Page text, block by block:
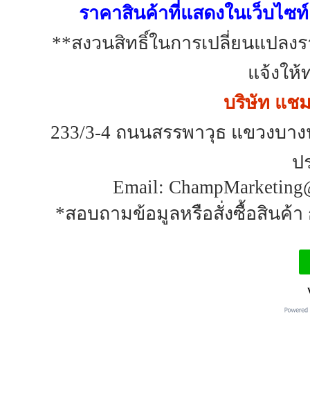
ราคาสินค้าที่แสดงในเว็บไซ
**สงวนสิทธิ์ในการเปลี่ยนแปล
แจ้งให้
บริษัท แช
233/3-4 ถนนสรรพาวุธ แขวงบา
ป
Email:
*สอบถามข้อมูลหรือสั่งซื้อสินค้า